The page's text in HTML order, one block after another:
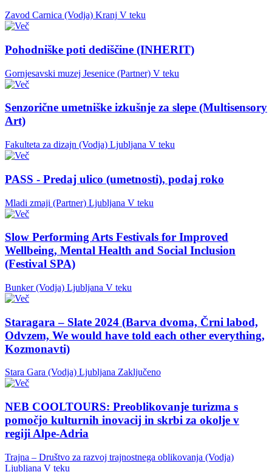
Zavod Carnica (Vodja) Kranj V teku
Pohodniške poti dediščine (INHERIT)
Gornjesavski muzej Jesenice (Partner) V teku
Senzorične umetniške izkušnje za slepe (Multisensory
Art)
Fakulteta za dizajn (Vodja) Ljubljana V teku
PASS - Predaj ulico (umetnosti), podaj roko
Mladi zmaji (Partner) Ljubljana V teku
Slow Performing Arts Festivals for Improved
Wellbeing, Mental Health and Social Inclusion
(Festival SPA)
Bunker (Vodja) Ljubljana V teku
Staragara – Slate 2024 (Barva dvoma, Črni labod,
Odvzem, We would have told each other everything,
Kozmonavti)
Stara Gara (Vodja) Ljubljana Zaključeno
NEB COOLTOURS: Preoblikovanje turizma s
pomočjo kulturnih inovacij in skrbi za okolje v
regiji Alpe-Adria
Trajna – Društvo za razvoj trajnostnega oblikovanja (Vodja)
Ljubljana V teku